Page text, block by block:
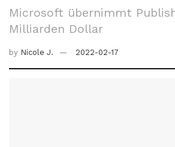
Microsoft übernimmt
Milliarden Dollar
by Nicole J. 2022-02-17